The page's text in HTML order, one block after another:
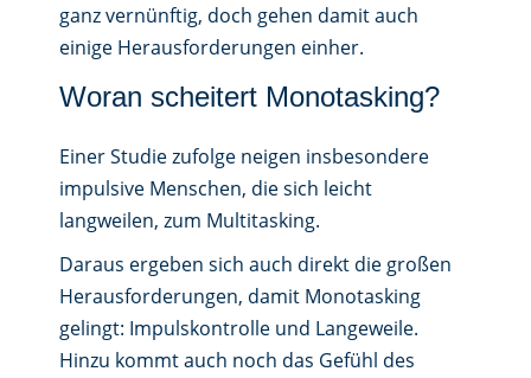
ganz vernünftig, doch gehen damit auch
einige Herausforderungen einher.
Woran scheitert Monotasking?
Einer Studie zufolge neigen insbesondere
impulsive Menschen, die sich leicht
langweilen, zum Multitasking.
Daraus ergeben sich auch direkt die großen
Herausforderungen, damit Monotasking
gelingt: Impulskontrolle und Langeweile.
Hinzu kommt auch noch das Gefühl des